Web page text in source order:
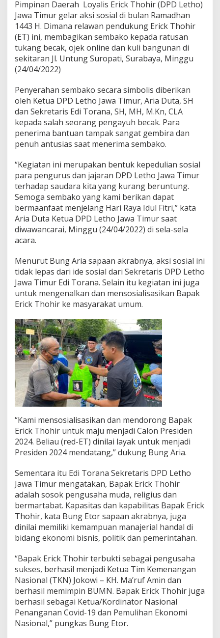
a
k
o
B
e
r
s
a
R
a
t
u
s
a
n
u
k
a
n
g
B
e
c
a
a
n
O
j
o
l
i
S
u
r
a
b
a
y
a
Pimpinan Daerah Loyalis Erick Thohir (DPD Letho)
Jawa Timur gelar aksi sosial di bulan Ramadhan
1443 H. Dimana relawan pendukung Erick Thohir
(ET) ini, membagikan sembako kepada ratusan
tukang becak, ojek online dan kuli bangunan di
sekitaran Jl. Untung Suropati, Surabaya, Minggu
(24/04/2022)
Penyerahan sembako secara simbolis diberikan
oleh Ketua DPD Letho Jawa Timur, Aria Duta, SH
dan Sekretaris Edi Torana, SH, MH, M.Kn, CLA
kepada salah seorang pengayuh becak. Para
penerima bantuan tampak sangat gembira dan
penuh antusias saat menerima sembako.
“Kegiatan ini merupakan bentuk kepedulian sosial
para pengurus dan jajaran DPD Letho Jawa Timur
terhadap saudara kita yang kurang beruntung.
Semoga sembako yang kami berikan dapat
bermaanfaat menjelang Hari Raya Idul Fitri,” kata
Aria Duta Ketua DPD Letho Jawa Timur saat
diwawancarai, Minggu (24/04/2022) di sela-sela
acara.
Menurut Bung Aria sapaan akrabnya, aksi sosial ini
tidak lepas dari ide sosial dari Sekretaris DPD Letho
Jawa Timur Edi Torana. Selain itu kegiatan ini juga
untuk mengenalkan dan mensosialisasikan Bapak
Erick Thohir ke masyarakat umum.
“Kami mensosialisasikan dan mendorong Bapak
Erick Thohir untuk maju menjadi Calon Presiden
2024. Beliau (red-ET) dinilai layak untuk menjadi
Presiden 2024 mendatang,” dukung Bung Aria.
Sementara itu Edi Torana Sekretaris DPD Letho
Jawa Timur mengatakan, Bapak Erick Thohir
adalah sosok pengusaha muda, religius dan
bermartabat. Kapasitas dan kapabilitas Bapak Erick
Thohir, kata Bung Etor sapaan akrabnya, juga
dinilai memiliki kemampuan manajerial handal di
bidang ekonomi bisnis, politik dan pemerintahan.
“Bapak Erick Thohir terbukti sebagai pengusaha
sukses, berhasil menjadi Ketua Tim Kemenangan
Nasional (TKN) Jokowi – KH. Ma’ruf Amin dan
berhasil memimpin BUMN. Bapak Erick Thohir juga
berhasil sebagai Ketua/Kordinator Nasional
Penanganan Covid-19 dan Pemulihan Ekonomi
Nasional,” pungkas Bung Etor.